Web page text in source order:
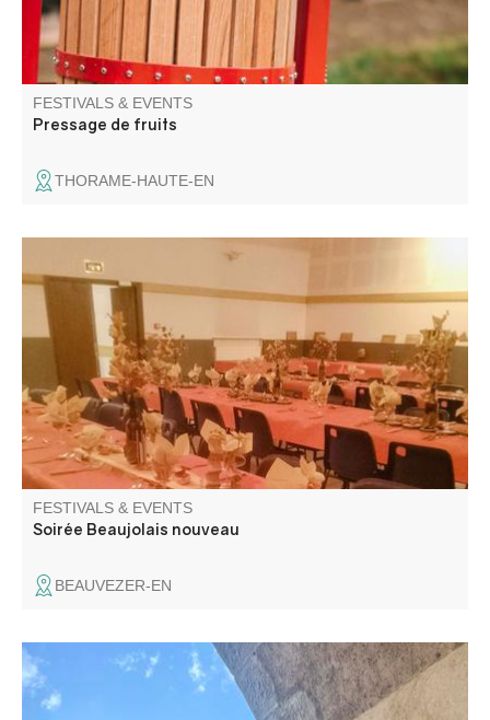
FESTIVALS & EVENTS
Pressage de fruits
THORAME-HAUTE-EN
Soirée musicale avec repas organisé par le comité des
fêtes de Beauvezer.
FESTIVALS & EVENTS
Soirée Beaujolais nouveau
BEAUVEZER-EN
Let Madeleine Garcin guide you through the narrow
streets and discover the daily life of an 18th century